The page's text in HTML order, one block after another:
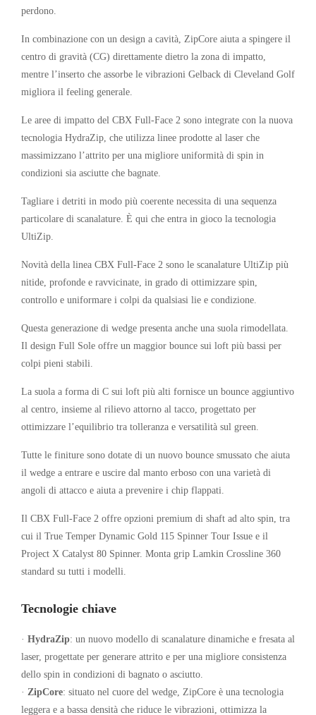
perdono.
In combinazione con un design a cavità, ZipCore aiuta a spingere il
centro di gravità (CG) direttamente dietro la zona di impatto,
mentre l’inserto che assorbe le vibrazioni Gelback di Cleveland Golf
migliora il feeling generale.
Le aree di impatto del CBX Full-Face 2 sono integrate con la nuova
tecnologia HydraZip, che utilizza linee prodotte al laser che
massimizzano l’attrito per una migliore uniformità di spin in
condizioni sia asciutte che bagnate.
Tagliare i detriti in modo più coerente necessita di una sequenza
particolare di scanalature. È qui che entra in gioco la tecnologia
UltiZip.
Novità della linea CBX Full-Face 2 sono le scanalature UltiZip più
nitide, profonde e ravvicinate, in grado di ottimizzare spin,
controllo e uniformare i colpi da qualsiasi lie e condizione.
Questa generazione di wedge presenta anche una suola rimodellata.
Il design Full Sole offre un maggior bounce sui loft più bassi per
colpi pieni stabili.
La suola a forma di C sui loft più alti fornisce un bounce aggiuntivo
al centro, insieme al rilievo attorno al tacco, progettato per
ottimizzare l’equilibrio tra tolleranza e versatilità sul green.
Tutte le finiture sono dotate di un nuovo bounce smussato che aiuta
il wedge a entrare e uscire dal manto erboso con una varietà di
angoli di attacco e aiuta a prevenire i chip flappati.
Il CBX Full-Face 2 offre opzioni premium di shaft ad alto spin, tra
cui il True Temper Dynamic Gold 115 Spinner Tour Issue e il
Project X Catalyst 80 Spinner. Monta grip Lamkin Crossline 360
standard su tutti i modelli.
Tecnologie chiave
· HydraZip: un nuovo modello di scanalature dinamiche e fresata al
laser, progettate per generare attrito e per una migliore consistenza
dello spin in condizioni di bagnato o asciutto.
· ZipCore: situato nel cuore del wedge, ZipCore è una tecnologia
leggera e a bassa densità che riduce le vibrazioni, ottimizza la